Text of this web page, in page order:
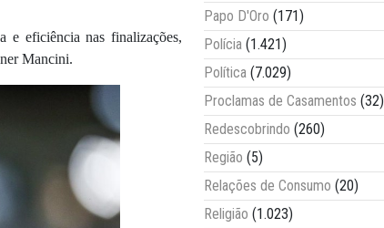
e eficiência nas finalizações,
Mancini.
Papo D'Oro (171)
Polícia (1.421)
Política (7.029)
Proclamas de Casamentos (32)
Redescobrindo (260)
Região (5)
Relações de Consumo (20)
Religião (1.023)